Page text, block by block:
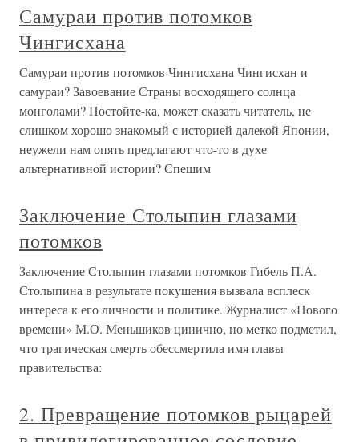
Самураи против потомков
Чингисхана
Самураи против потомков Чингисхана Чингисхан и
самураи? Завоевание Страны восходящего солнца
монголами? Постойте-ка, может сказать читатель, не
слишком хорошо знакомый с историей далекой Японии,
неужели нам опять предлагают что-то в духе
альтернативной истории? Спешим
Заключение Столыпин глазами
потомков
Заключение Столыпин глазами потомков Гибель П.А.
Столыпина в результате покушения вызвала всплеск
интереса к его личности и политике. Журналист «Нового
времени» М.О. Меньшиков цинично, но метко подметил,
что трагическая смерть обессмертила имя главы
правительства:
2. Превращение потомков рыцарей